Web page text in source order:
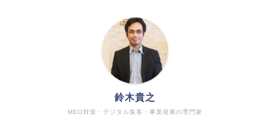
MEO対策・デジタル集客・事業発展の専門家
鈴木貴之